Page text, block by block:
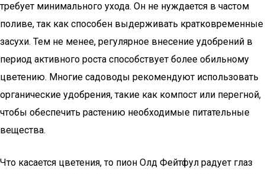
требует минимального ухода. Он не нуждается в частом
поливе, так как способен выдерживать кратковременные
засухи. Тем не менее, регулярное внесение удобрений в
период активного роста способствует более обильному
цветению. Многие садоводы рекомендуют использовать
органические удобрения, такие как компост или перегной,
чтобы обеспечить растению необходимые питательные
вещества.
Что касается цветения, то пион Олд Фейтфул радует глаз